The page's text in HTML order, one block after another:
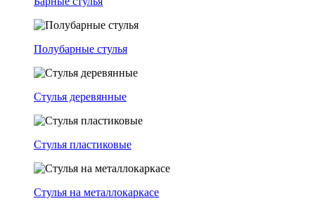
Полубарные стулья
Стулья деревянные
Стулья пластиковые
Стулья на металлокаркасе